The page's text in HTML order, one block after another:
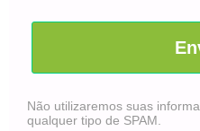
Não utilizaremos suas
qualquer tipo de SPAM.